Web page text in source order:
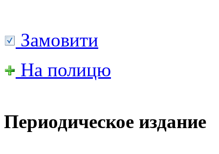
Замовити
На полицю
Периодическое издание